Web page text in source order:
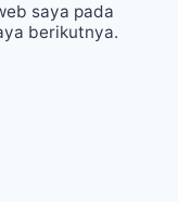
saya pada
berikutnya.